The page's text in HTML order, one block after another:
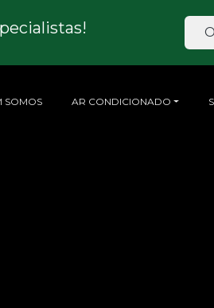
SOMOS AR CONDICIONADO